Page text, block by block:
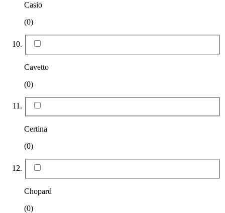
Casio
(0)
Cavetto
(0)
Certina
(0)
Chopard
(0)